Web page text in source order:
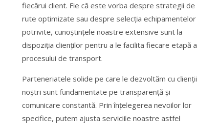
fiecărui client. Fie că este vorba despre strategii de
rute optimizate sau despre selecția echipamentelor
potrivite, cunoștințele noastre extensive sunt la
dispoziția clienților pentru a le facilita fiecare etapă a
procesului de transport.
Parteneriatele solide pe care le dezvoltăm cu clienții
noștri sunt fundamentate pe transparență și
comunicare constantă. Prin înțelegerea nevoilor lor
specifice, putem ajusta serviciile noastre astfel